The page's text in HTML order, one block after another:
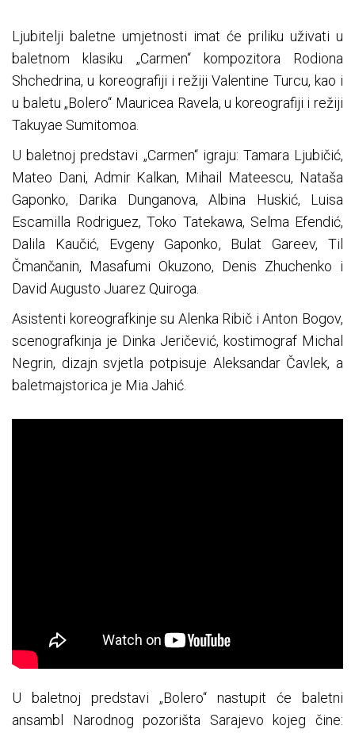
Ljubitelji baletne umjetnosti imat će priliku uživati u
baletnom klasiku „Carmen“ kompozitora Rodiona
Shchedrina, u koreografiji i režiji Valentine Turcu, kao i
u baletu „Bolero“ Mauricea Ravela, u koreografiji i režiji
Takuyae Sumitomoa.
U baletnoj predstavi „Carmen“ igraju: Tamara Ljubičić,
Mateo Dani, Admir Kalkan, Mihail Mateescu, Nataša
Gaponko, Darika Dunganova, Albina Huskić, Luisa
Escamilla Rodriguez, Toko Tatekawa, Selma Efendić,
Dalila Kaučić, Evgeny Gaponko, Bulat Gareev, Til
Čmančanin, Masafumi Okuzono, Denis Zhuchenko i
David Augusto Juarez Quiroga.
Asistenti koreografkinje su Alenka Ribič i Anton Bogov,
scenografkinja je Dinka Jeričević, kostimograf Michal
Negrin, dizajn svjetla potpisuje Aleksandar Čavlek, a
baletmajstorica je Mia Jahić.
U baletnoj predstavi „Bolero“ nastupit će baletni
ansambl Narodnog pozorišta Sarajevo kojeg čine: